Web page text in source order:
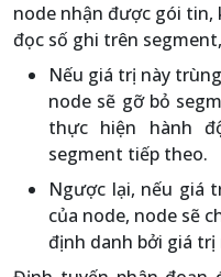
node nhận được gói tin,
đọc số ghi trên
Nếu giá trị này
node sẽ gỡ bỏ
thực hiện hành
segment tiếp theo.
Ngược lại, nếu giá
của node, node sẽ
định danh bởi giá trị